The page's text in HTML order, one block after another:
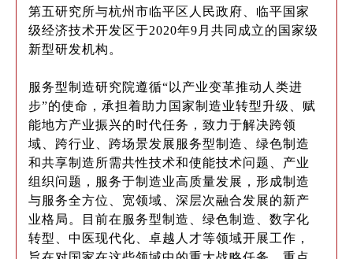
第五研究所与杭州市临平区人民政府、临平国家
级经济技术开发区于2020年9月共同成立的国家级
新型研发机构。
服务型制造研究院遵循“以产业变革推动人类进
步”的使命，承担着助力国家制造业转型升级、赋
能地方产业振兴的时代任务，致力于解决跨领
域、跨行业、跨场景发展服务型制造、绿色制造
和共享制造所需共性技术和使能技术问题、产业
组织问题，服务于制造业高质量发展，形成制造
与服务全方位、宽领域、深层次融合发展的新产
业格局。目前在服务型制造、绿色制造、数字化
转型、中医现代化、卓越人才等领域开展工作，